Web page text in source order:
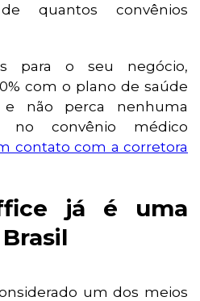
quantos convênios
para o seu negócio,
com o plano de saúde
e não perca nenhuma
no convênio médico
contato com a corretora
já é uma
um dos meios